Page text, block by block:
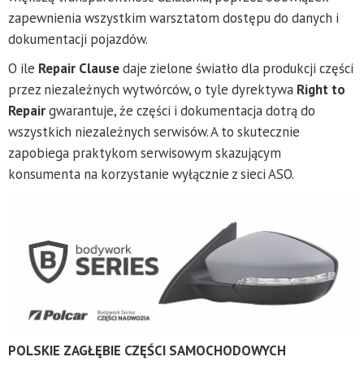
zapewnienia wszystkim warsztatom dostępu do danych i
dokumentacji pojazdów.
O ile Repair Clausedaje zielone światło dla produkcji części
przez niezależnych wytwórców, o tyle dyrektywa Right to
Repairgwarantuje, że części i dokumentacja dotrą do
wszystkich niezależnych serwisów. A to skutecznie
zapobiega praktykom serwisowym skazującym
konsumenta na korzystanie wyłącznie z sieci ASO.
POLSKIE ZAGŁĘBIE CZĘŚCI SAMOCHODOWYCH